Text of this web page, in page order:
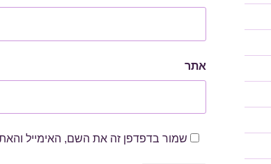
אתר
שמור בדפדפן זה את השם, האימייל